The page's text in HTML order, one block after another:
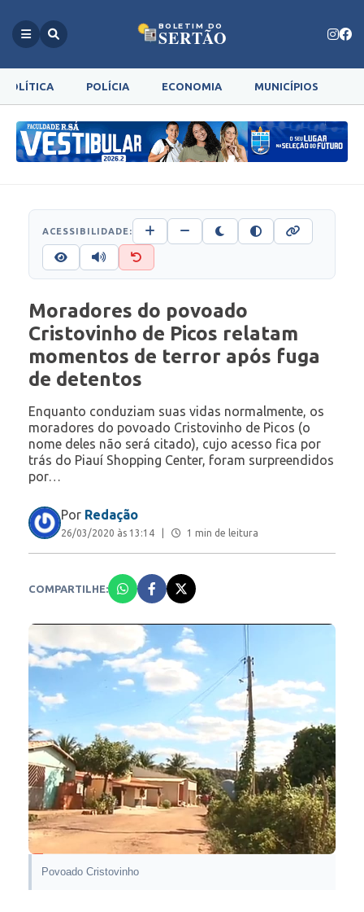
BOLETIM DO
SERTÃO
POLÍTICA POLÍCIA ECONOMIA MUNICÍPIOS
ACESSIBILIDADE:
Moradores do povoado
Cristovinho de Picos relatam
momentos de terror após fuga
de detentos
Enquanto conduziam suas vidas normalmente, os
moradores do povoado Cristovinho de Picos (o
nome deles não será citado), cujo acesso fica por
trás do Piauí Shopping Center, foram surpreendidos
por…
Por Redação
26/03/2020 às 13:14 1 min de leitura
COMPARTILHE:
Povoado Cristovinho